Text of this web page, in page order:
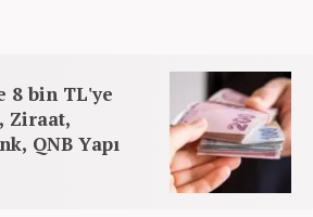
8 bin TL'ye
Ziraat,
QNB Yapı